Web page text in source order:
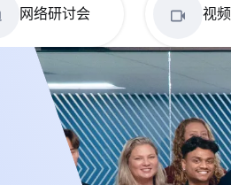
网络研讨会 视频